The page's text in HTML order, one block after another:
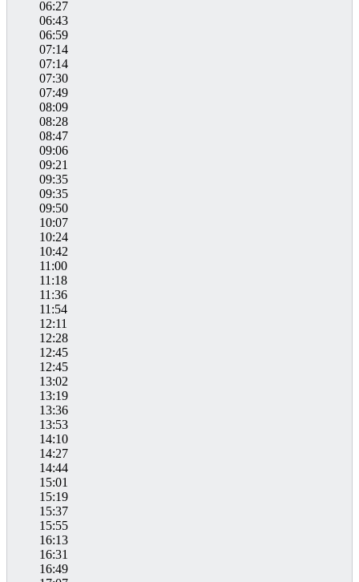
06:27
06:43
06:59
07:14
07:14
07:30
07:49
08:09
08:28
08:47
09:06
09:21
09:35
09:35
09:50
10:07
10:24
10:42
11:00
11:18
11:36
11:54
12:11
12:28
12:45
12:45
13:02
13:19
13:36
13:53
14:10
14:27
14:44
15:01
15:19
15:37
15:55
16:13
16:31
16:49